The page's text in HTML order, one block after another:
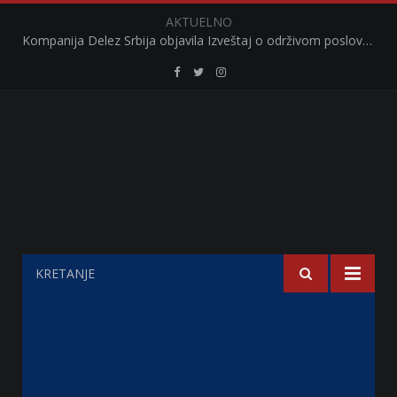
AKTUELNO
Kompanija Delez Srbija objavila Izveštaj o održivom poslovanju za 2025. godinu Briga o zajednici kroz program „Hrana za sve“ i edukaciju učenika
RetailRetailRetail
KRETANJE